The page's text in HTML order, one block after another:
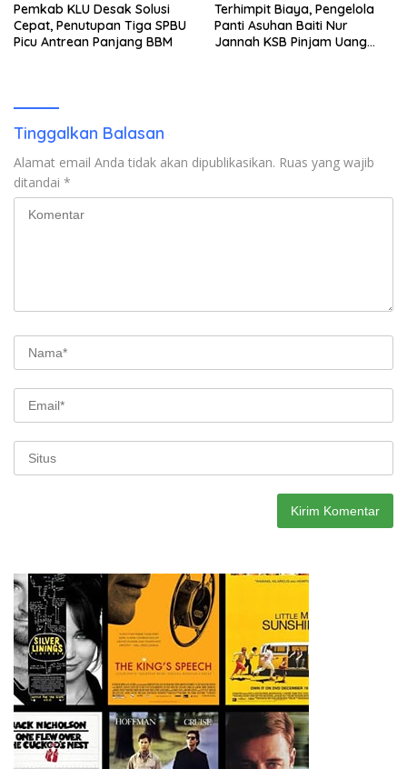
Pemkab KLU Desak Solusi
Cepat, Penutupan Tiga SPBU
Picu Antrean Panjang BBM
Terhimpit Biaya, Pengelola
Panti Asuhan Baiti Nur
Jannah KSB Pinjam Uang
Tinggalkan Balasan
Alamat email Anda tidak akan dipublikasikan. Ruas yang wajib
ditandai *